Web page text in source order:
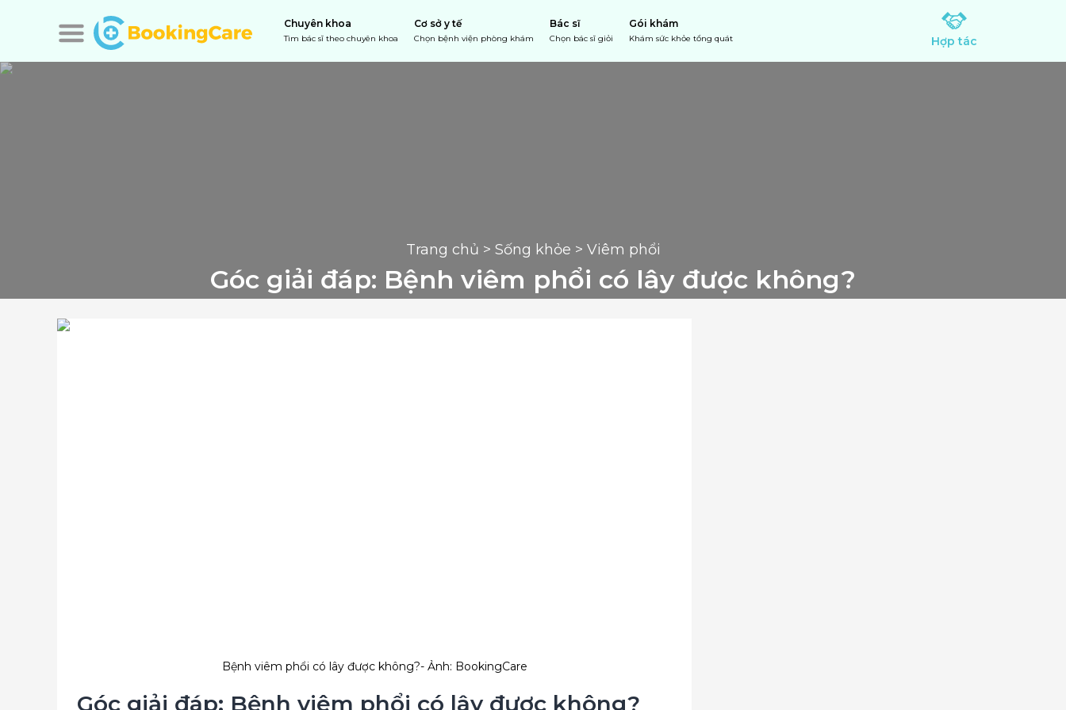
Chuyên khoa
Tìm bác sĩ theo chuyên khoa
Cơ sở y tế
Chọn bệnh viện phòng khám
Bác sĩ
Chọn bác sĩ giỏi
Gói khám
Khám sức khỏe tổng quát Hợp tác
Trang chủ > Sống khỏe > Viêm phổi
Góc giải đáp: Bệnh viêm phổi có lây được không?
Bệnh viêm phổi có lây được không?- Ảnh: BookingCare
Góc giải đáp: Bệnh viêm phổi có lây được không?